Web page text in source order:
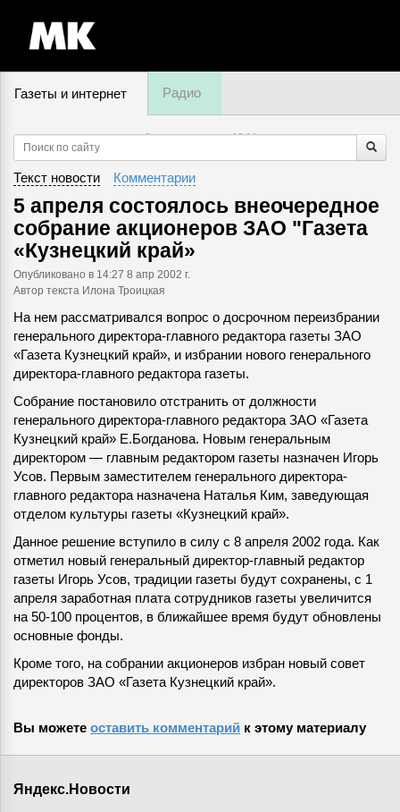
Газеты и интернет Радио
6 августа, четверг,13:14
Текст новости Комментарии
5 апреля состоялось внеочередное
собрание акционеров ЗАО "Газета
«Кузнецкий край»
Опубликовано в 14:27 8 апр 2002 г.
Автор текста Илона Троицкая
На нем рассматривался вопрос о досрочном переизбрании
генерального директора-главного редактора газеты ЗАО
«Газета Кузнецкий край», и избрании нового генерального
директора-главного редактора газеты.
Собрание постановило отстранить от должности
генерального директора-главного редактора ЗАО «Газета
Кузнецкий край» Е.Богданова. Новым генеральным
директором — главным редактором газеты назначен Игорь
Усов. Первым заместителем генерального директора-
главного редактора назначена Наталья Ким, заведующая
отделом культуры газеты «Кузнецкий край».
Данное решение вступило в силу с 8 апреля 2002 года. Как
отметил новый генеральный директор-главный редактор
газеты Игорь Усов, традиции газеты будут сохранены, с 1
апреля заработная плата сотрудников газеты увеличится
на 50-100 процентов, в ближайшее время будут обновлены
основные фонды.
Кроме того, на собрании акционеров избран новый совет
директоров ЗАО «Газета Кузнецкий край».
Вы можете оставить комментарий к этому материалу
Яндекс.Новости